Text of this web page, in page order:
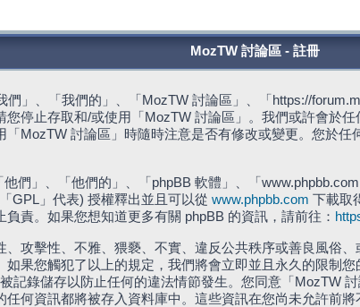
MozTW 討論區 - 註冊
」、「我們的」、「MozTW 討論區」、「https://
停止存取和/或使用「MozTW 討論區」。我們或許會於
MozTW 討論區」時隨時注意是否有修改或變更。您於
們」、「他們的」、「phpBB 軟體」、「
GPL」代表) 授權釋出並且可以從 www.phpbb.com 下載取
責。如果您想知道更多有關 phpBB 的資訊，請前往：
攻擊性、不雅、猥褻、不實、違反公共秩序或善良風俗
果您觸犯了以上的規定，我們將會立即並且永久的限制
記錄儲存以防止任何的違法情節發生。您同意「MozTW
何資訊都將被存入資料庫中。這些資訊在您尚未允許前